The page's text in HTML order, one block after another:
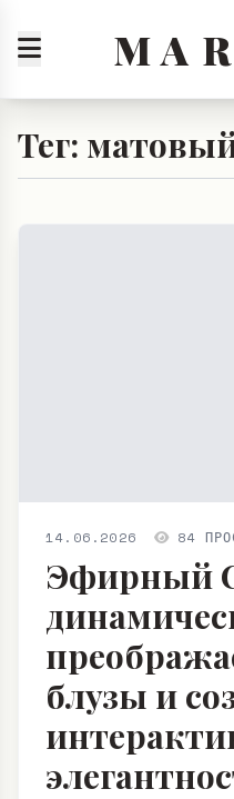
M A
Тег:
14.06.2026 84
Эфирный
блузы и